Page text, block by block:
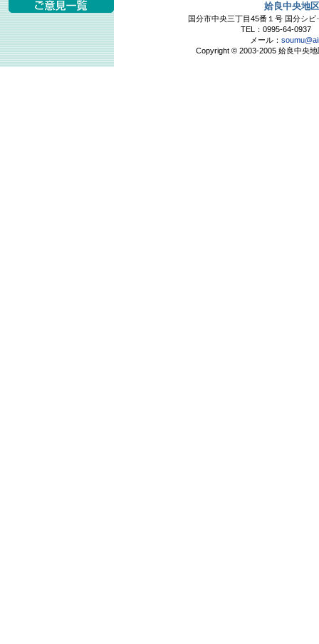
姶良中央地
国分市中央三丁目45番１号 国分シ
TEL：0995-64-0937
メール：
Copyright © 2003-2005 姶良中央